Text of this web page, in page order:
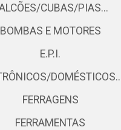
CUBAS/PIAS...
BOMBAS E MOTORES
E.P.I.
DOMÉSTICOS..
FERRAGENS
FERRAMENTAS